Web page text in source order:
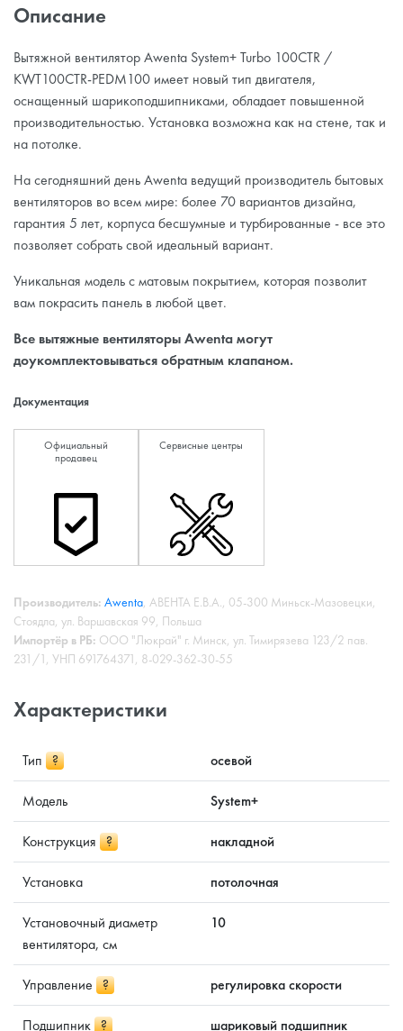
Описание
Вытяжной вентилятор Awenta System+ Turbo 100CTR /
KWT100CTR-PEDM100 имеет новый тип двигателя,
оснащенный шарикоподшипниками, обладает повышенной
производительностью. Установка возможна как на стене, так и
на потолке.
На сегодняшний день Awenta ведущий производитель бытовых
вентиляторов во всем мире: более 70 вариантов дизайна,
гарантия 5 лет, корпуса бесшумные и турбированные - все это
позволяет собрать свой идеальный вариант.
Уникальная модель с матовым покрытием, которая позволит
вам покрасить панель в любой цвет.
Все вытяжные вентиляторы Awenta могут
доукомплектовываться обратным клапаном.
Документация
Официальный
продавец
Сервисные центры
Производитель: Awenta , АВЕНТА Е.В.А., 05-300 Миньск-Мазовецки,
Стоядла, ул. Варшавская 99, Польша
Импортёр в РБ: ООО "Люкрай" г. Минск, ул. Тимирязева 123/2 пав.
231/1, УНП 691764371, 8-029-362-30-55
Характеристики
Тип ? осевой
Модель System+
Конструкция ? накладной
Установка потолочная
Установочный диаметр
вентилятора, см
10
Управление ? регулировка скорости
Подшипник ? шариковый подшипник